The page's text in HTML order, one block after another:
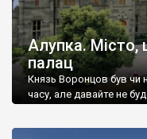
Алупка. Місто,
палац
Князь Воронцов був
часу, але давайте не